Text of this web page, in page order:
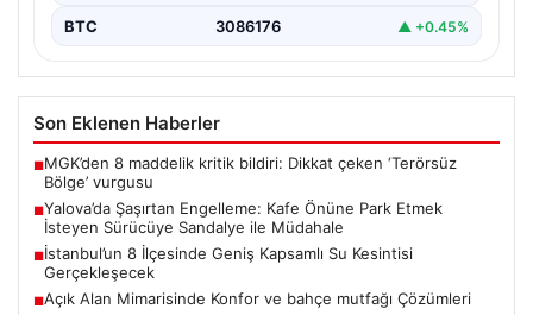
BTC 3086176 ▲ +0.45%
Son Eklenen Haberler
■MGK’den 8 maddelik kritik bildiri: Dikkat çeken ‘Terörsüz
Bölge’ vurgusu
■Yalova’da Şaşırtan Engelleme: Kafe Önüne Park Etmek
İsteyen Sürücüye Sandalye ile Müdahale
■İstanbul’un 8 İlçesinde Geniş Kapsamlı Su Kesintisi
Gerçekleşecek
■Açık Alan Mimarisinde Konfor ve bahçe mutfağı Çözümleri